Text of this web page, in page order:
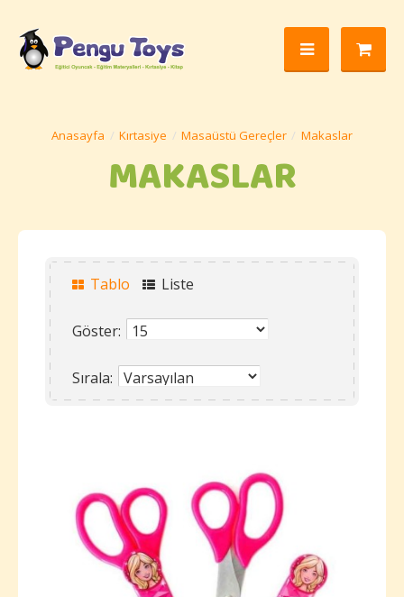
Kırtasiye Masaüstü Gereçler Makaslar
MAKASLAR
Tablo Liste
Göster:
Sırala: